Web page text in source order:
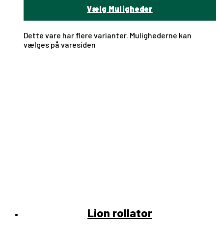
Vælg Muligheder
Dette vare har flere varianter. Mulighederne kan
vælges på varesiden
Lion rollator